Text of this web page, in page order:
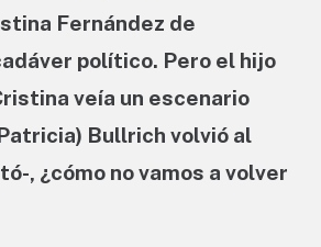
Fernández de
político. Pero el hijo
veía un escenario
Bullrich volvió al
, ¿cómo no vamos a volver